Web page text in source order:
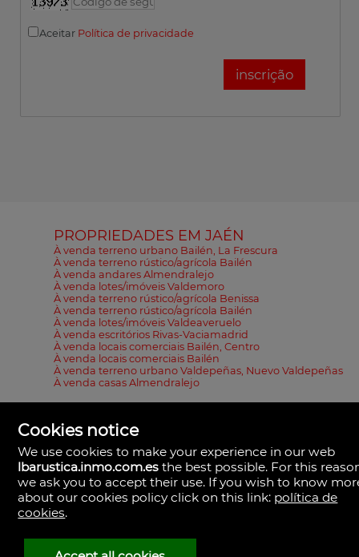
Aceitar Política de privacidade
PROPRIEDADES EM JAÉN
À venda terreno urbano Bailén, La Frescura
À venda terreno rústico/agrícola Bailén
À venda andares Almendralejo
À venda lotes/imóveis Valdemoro
À venda terreno rústico/agrícola Benissa
À venda terreno rústico/agrícola Bailén
À venda lotes/imóveis Valdeaveruelo
À venda escritórios Rivas-Vaciamadrid
À venda locais comerciais Bailén, Centro
À venda locais comerciais Bailén
À venda terreno urbano Valdepeñas, Nuevo Valdepeñas
À venda casas Almendralejo
LBA Rústica
Plaza Yapeyú nº 1.
23710 Bailén,
Espanha
Cookies notice
We use cookies to make your experience in our web
lbarustica.inmo.com.es the best possible. For this
we ask you to accept their use. If you wish to know
about our cookies policy click on this link: política de
cookies.